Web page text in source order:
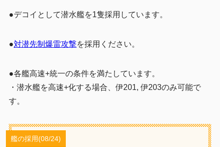
●デコイとして潜水艦を1隻採用しています。
●対潜先制爆雷攻撃を採用ください。
●各艦高速+統一の条件を満たしています。
・潜水艦を高速+化する場合、伊201, 伊203のみ可能で
す。
艦の採用(08/24)